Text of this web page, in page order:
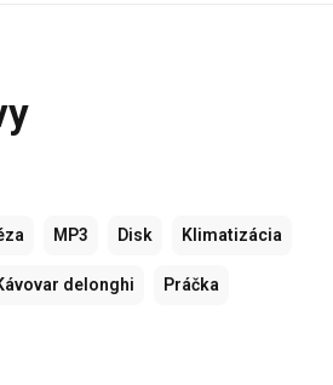
MP3 Disk Klimatizácia
delonghi Práčka